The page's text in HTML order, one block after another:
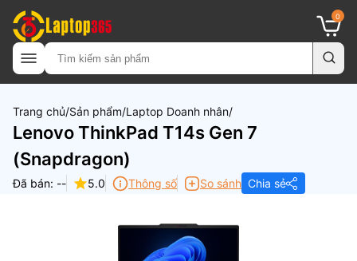
0
Trang chủ Sản phẩm Laptop Doanh nhân
Lenovo ThinkPad T14s Gen 7
(Snapdragon)
Đã bán: -- 5.0 Thông số So sánh Chia sẻ